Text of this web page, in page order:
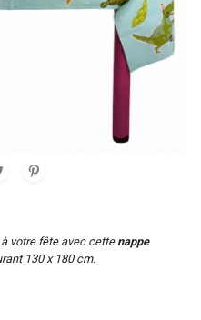
votre fête avec cettenappe
130 x 180 cm.